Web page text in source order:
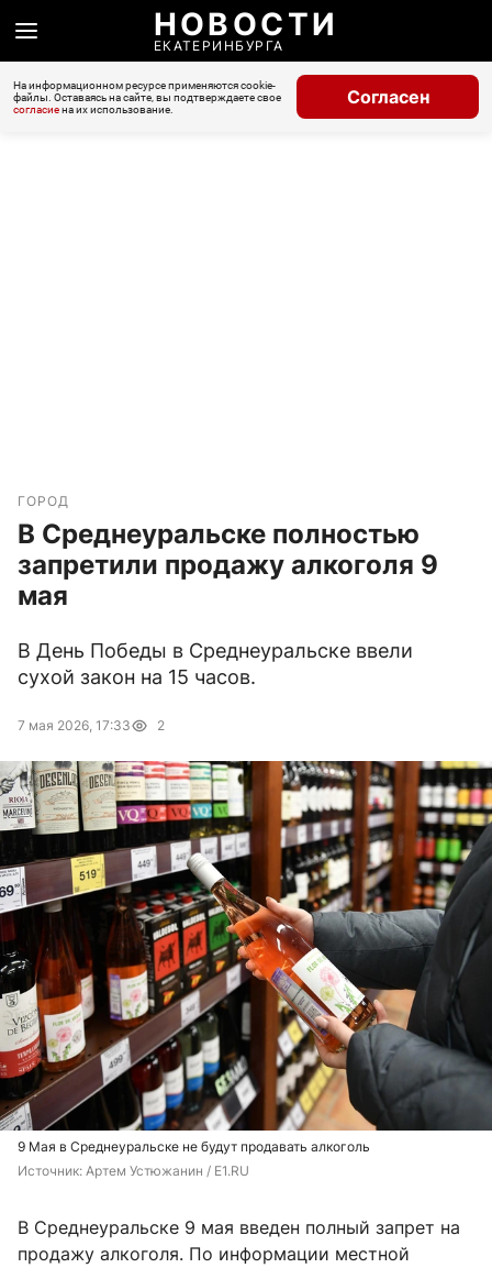
НОВОСТИ
ЕКАТЕРИНБУРГА
На информационном ресурсе применяются cookie-
файлы. Оставаясь на сайте, вы подтверждаете свое
согласиена их использование.
Согласен
ГОРОД
В Среднеуральске полностью
запретили продажу алкоголя 9
мая
В День Победы в Среднеуральске ввели
сухой закон на 15 часов.
7 мая 2026, 17:33 2
9 Мая в Среднеуральске не будут продавать алкоголь
Источник: Артем Устюжанин / E1.RU
В Среднеуральске 9 мая введен полный запрет на
продажу алкоголя. По информации местной